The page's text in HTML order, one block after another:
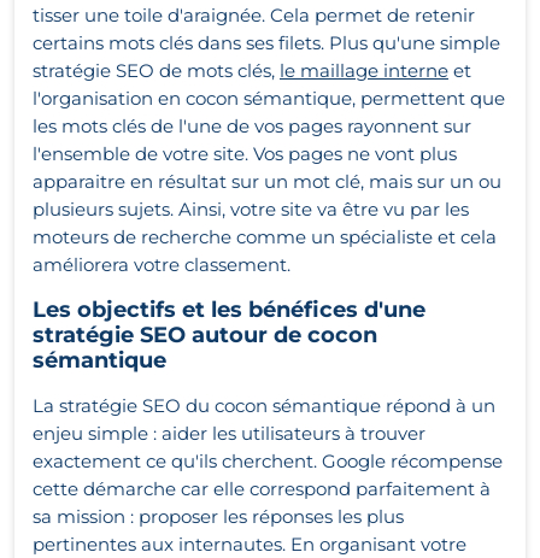
tisser une toile d'araignée. Cela permet de retenir
certains mots clés dans ses filets. Plus qu'une simple
stratégie SEO de mots clés, le maillage interne et
l'organisation en cocon sémantique, permettent que
les mots clés de l'une de vos pages rayonnent sur
l'ensemble de votre site. Vos pages ne vont plus
apparaitre en résultat sur un mot clé, mais sur un ou
plusieurs sujets. Ainsi, votre site va être vu par les
moteurs de recherche comme un spécialiste et cela
améliorera votre classement.
Les objectifs et les bénéfices d'une
stratégie SEO autour de cocon
sémantique
La stratégie SEO du cocon sémantique répond à un
enjeu simple : aider les utilisateurs à trouver
exactement ce qu'ils cherchent. Google récompense
cette démarche car elle correspond parfaitement à
sa mission : proposer les réponses les plus
pertinentes aux internautes. En organisant votre